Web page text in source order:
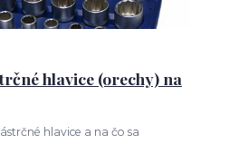
hlavice (orechy) na
hlavice a na čo sa